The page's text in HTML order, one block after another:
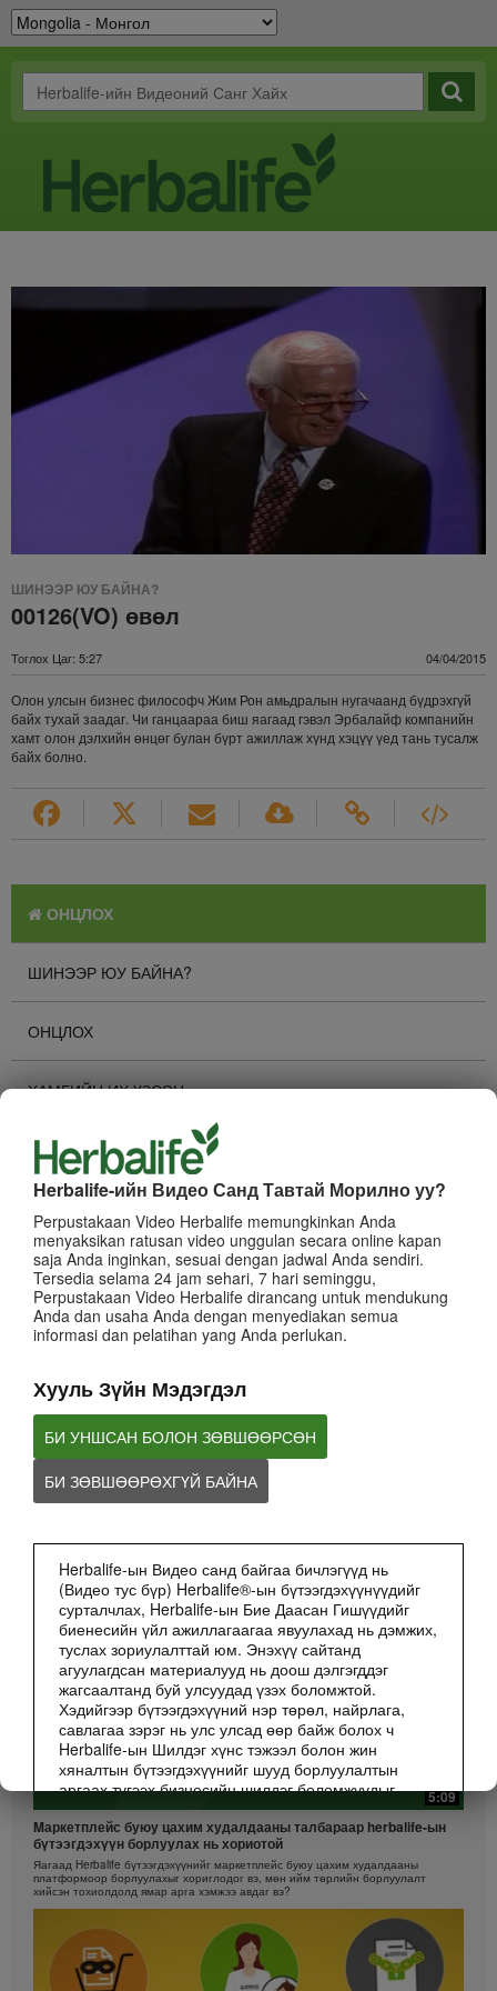
Herbalife-ийн Видео Санд Тавтай Морилно уу?
Perpustakaan Video Herbalife memungkinkan Anda
menyaksikan ratusan video unggulan secara online kapan
saja Anda inginkan, sesuai dengan jadwal Anda sendiri.
Tersedia selama 24 jam sehari, 7 hari seminggu,
Perpustakaan Video Herbalife dirancang untuk mendukung
Anda dan usaha Anda dengan menyediakan semua
informasi dan pelatihan yang Anda perlukan.
Хууль Зүйн Мэдэгдэл
БИ УНШСАН БОЛОН ЗӨВШӨӨРСӨН
БИ ЗӨВШӨӨРӨХГҮЙ БАЙНА
Herbalife-ын Видео санд байгаа бичлэгүүд нь
(Видео тус бүр) Herbalife®-ын бүтээгдэхүүнүүдийг
сурталчлах, Herbalife-ын Бие Даасан Гишүүдийг
биенесийн үйл ажиллагаагаа явуулахад нь дэмжих,
туслах зориулалттай юм. Энэхүү сайтанд
агуулагдсан материалууд нь доош дэлгэгддэг
жагсаалтанд буй улсуудад үзэх боломжтой.
Хэдийгээр бүтээгдэхүүний нэр төрөл, найрлага,
савлагаа зэрэг нь улс улсад өөр байж болох ч
Herbalife-ын Шилдэг хүнс тэжээл болон жин
хяналтын бүтээгдэхүүнийг шууд борлуулалтын
аргаах түгээх бизнесийн шилдэг боломжуудыг
санал болгох замаар Хүмүүсийн амьдралыг илүү
сайхан руу нь өөрчлөх зорилго бүх газар ижилхэн
юм.
Бичлэгүүд Маркетингийн төлөвлөгөөний өөр өөр
шатлалтын, өөр улс орны зарим Herbalife-ын Бие
Даасан Гишүүдийн борлуулалтын дүн, орлогын
туршлагыг агуулсан байж болох ч эдгээр нь жишээ
бөгөөд Энэ нь таны олох орлогын баталгаа биш
юм. Хувь хүн бүрийн орлогын хэмжээ, үр дүн нь
ШИНЭЭР ЮУ БАЙНА?
00126(VO) өвөл
Тоглох Цаг: 5:27 04/04/2015
Олон улсын бизнес философч Жим Рон амьдралын нугачаанд бүдрэхгүй
байх тухай заадаг. Чи ганцаараа биш яагаад гэвэл Эрбалайф компанийн
хамт олон дэлхийн өнцөг булан бүрт ажиллаж хүнд хэцүү үед тань тусалж
байх болно.
ОНЦЛОХ
ШИНЭЭР ЮУ БАЙНА?
ОНЦЛОХ
ХАМГИЙН ИХ ҮЗСЭН
КОМПАНИЙН ТУХАЙ
БИЗНЕС
БРЭНД БОЛОН ИВЭЭН ТЭТГЭЛТ
HERBALIFE -ИЙН АРГА ХЭМЖЭЭНҮҮД
ВЕБИНАР
5:09
Mаркетплейс буюу цахим худалдааны талбараар herbalife-ын
бүтээгдэхүүн борлуулах нь хориотой
Яагаад Herbalife бүтээгдэхүүнийг маркетплейс буюу цахим худалдааны
платформоор борлуулахыг хориглодог вэ, мөн ийм төрлийн борлуулалт
хийсэн тохиолдолд ямар арга хэмжээ авдаг вэ?